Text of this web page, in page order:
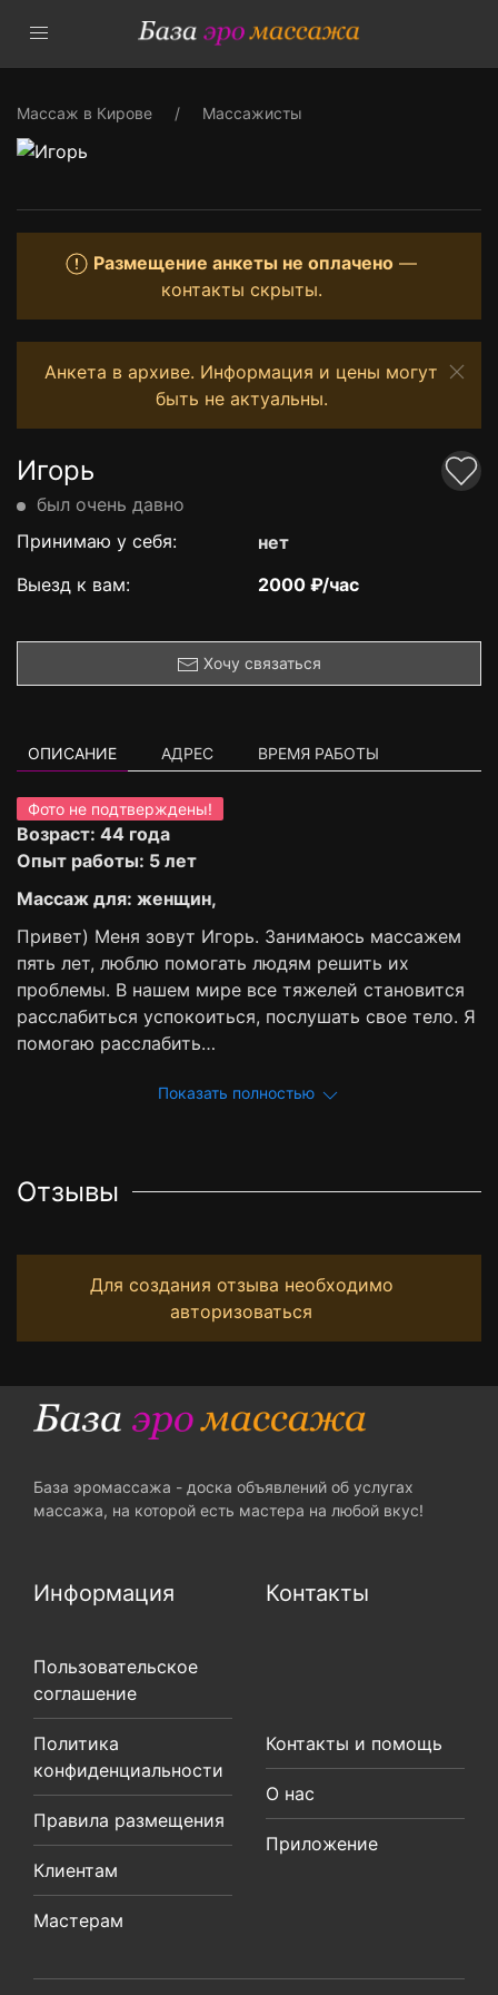
Массаж в Кирове Массажисты
Размещение анкеты не оплачено —
контакты скрыты.
Анкета в архиве. Информация и цены могут
быть не актуальны.
Игорь
был очень давно
Принимаю у себя:
нет
Выезд к вам:
2000 ₽/час
Хочу связаться
ОПИСАНИЕ АДРЕС ВРЕМЯ РАБОТЫ
Фото не подтверждены!
Возраст: 44 года
Опыт работы: 5 лет
Массаж для: женщин,
Привет) Меня зовут Игорь. Занимаюсь массажем
пять лет, люблю помогать людям решить их
проблемы. В нашем мире все тяжелей становится
расслабиться успокоиться, послушать свое тело. Я
помогаю расслабить…
Показать полностью
Отзывы
Для создания отзыва необходимо
авторизоваться
База эромассажа - доска объявлений об услугах
массажа, на которой есть мастера на любой вкус!
Информация
Пользовательское
соглашение
Политика
конфиденциальности
Правила размещения
Клиентам
Мастерам
Контакты
Контакты и помощь
О нас
Приложение